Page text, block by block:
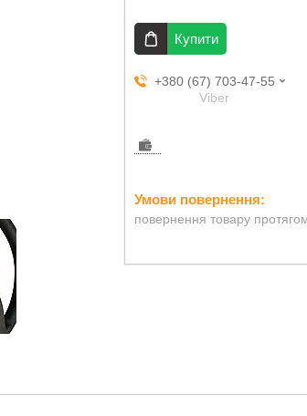
Купити
+380 (67) 703-47-55
Viber
повернення товару